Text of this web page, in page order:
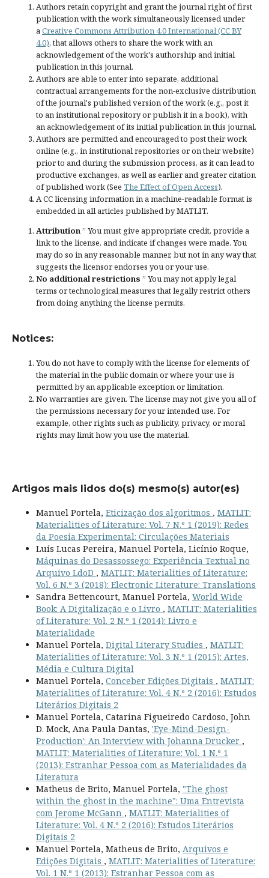
Authors retain copyright and grant the journal right of first
publication with the work simultaneously licensed under
a Creative Commons Attribution 4.0 International (CC BY
4.0), that allows others to share the work with an
acknowledgement of the work's authorship and initial
publication in this journal.
Authors are able to enter into separate, additional
contractual arrangements for the non-exclusive distribution
of the journal's published version of the work (e.g., post it
to an institutional repository or publish it in a book), with
an acknowledgement of its initial publication in this journal.
Authors are permitted and encouraged to post their work
online (e.g., in institutional repositories or on their website)
prior to and during the submission process, as it can lead to
productive exchanges, as well as earlier and greater citation
of published work (See The Effect of Open Access).
A CC licensing information in a machine-readable format is
embedded in all articles published by MATLIT.
Attribution ” You must give appropriate credit, provide a
link to the license, and indicate if changes were made. You
may do so in any reasonable manner, but not in any way that
suggests the licensor endorses you or your use.
No additional restrictions ” You may not apply legal
terms ortechnological measuresthat legally restrict others
from doing anything the license permits.
Notices:
You do not have to comply with the license for elements of
the material in the public domain or where your use is
permitted by an applicable exception or limitation.
No warranties are given. The license may not give you all of
the permissions necessary for your intended use. For
example, other rights such as publicity, privacy, or moral
rights may limit how you use the material.
Artigos mais lidos do(s) mesmo(s) autor(es)
Manuel Portela, Eticização dos algoritmos , MATLIT:
Materialities of Literature: Vol. 7 N.º 1 (2019): Redes
da Poesia Experimental: Circulações Materiais
Luís Lucas Pereira, Manuel Portela, Licínio Roque,
Máquinas do Desassossego: Experiência Textual no
Arquivo LdoD , MATLIT: Materialities of Literature:
Vol. 6 N.º 3 (2018): Electronic Literature: Translations
Sandra Bettencourt, Manuel Portela, World Wide
Book: A Digitalização e o Livro , MATLIT: Materialities
of Literature: Vol. 2 N.º 1 (2014): Livro e
Materialidade
Manuel Portela, Digital Literary Studies , MATLIT:
Materialities of Literature: Vol. 3 N.º 1 (2015): Artes,
Média e Cultura Digital
Manuel Portela, Conceber Edições Digitais , MATLIT:
Materialities of Literature: Vol. 4 N.º 2 (2016): Estudos
Literários Digitais 2
Manuel Portela, Catarina Figueiredo Cardoso, John
D. Mock, Ana Paula Dantas, 'Eye-Mind-Design-
Production': An Interview with Johanna Drucker ,
MATLIT: Materialities of Literature: Vol. 1 N.º 1
(2013): Estranhar Pessoa com as Materialidades da
Literatura
Matheus de Brito, Manuel Portela, "The ghost
within the ghost in the machine": Uma Entrevista
com Jerome McGann , MATLIT: Materialities of
Literature: Vol. 4 N.º 2 (2016): Estudos Literários
Digitais 2
Manuel Portela, Matheus de Brito, Arquivos e
Edições Digitais , MATLIT: Materialities of Literature:
Vol. 1 N.º 1 (2013): Estranhar Pessoa com as